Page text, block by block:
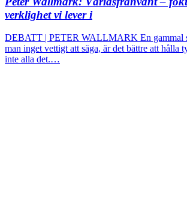
verklighet vi lever i
DEBATT | PETER WALLMARK En gammal
man inget vettigt att säga, är det bättre att hålla
inte alla det.…